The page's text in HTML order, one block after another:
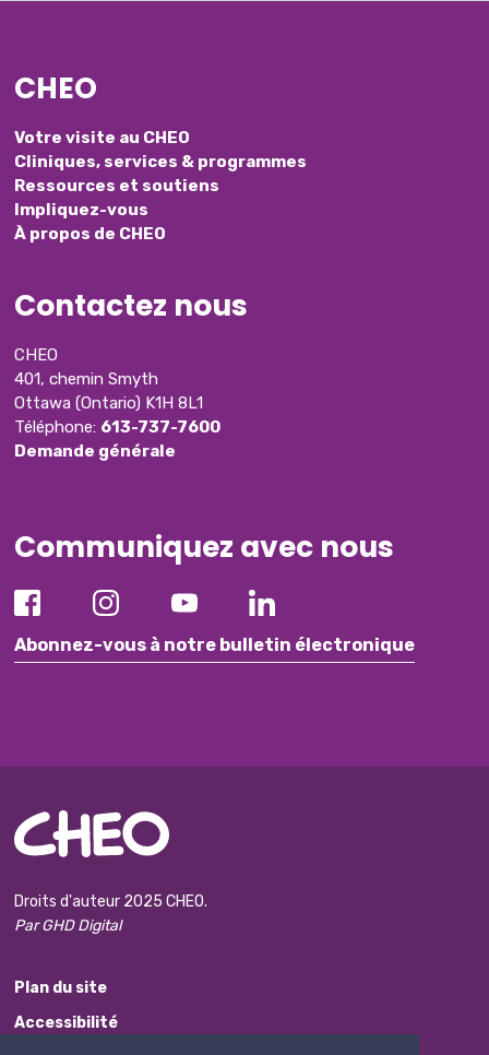
CHEO
Votre visite au CHEO
Cliniques, services & programmes
Ressources et soutiens
Impliquez-vous
À propos de CHEO
Contactez nous
CHEO
401, chemin Smyth
Ottawa (Ontario) K1H 8L1
Téléphone: 613-737-7600
Demande générale
Communiquez avec nous
Abonnez-vous à notre bulletin électronique
Droits d'auteur 2025 CHEO.
Par GHD Digital
Plan du site
Accessibilité